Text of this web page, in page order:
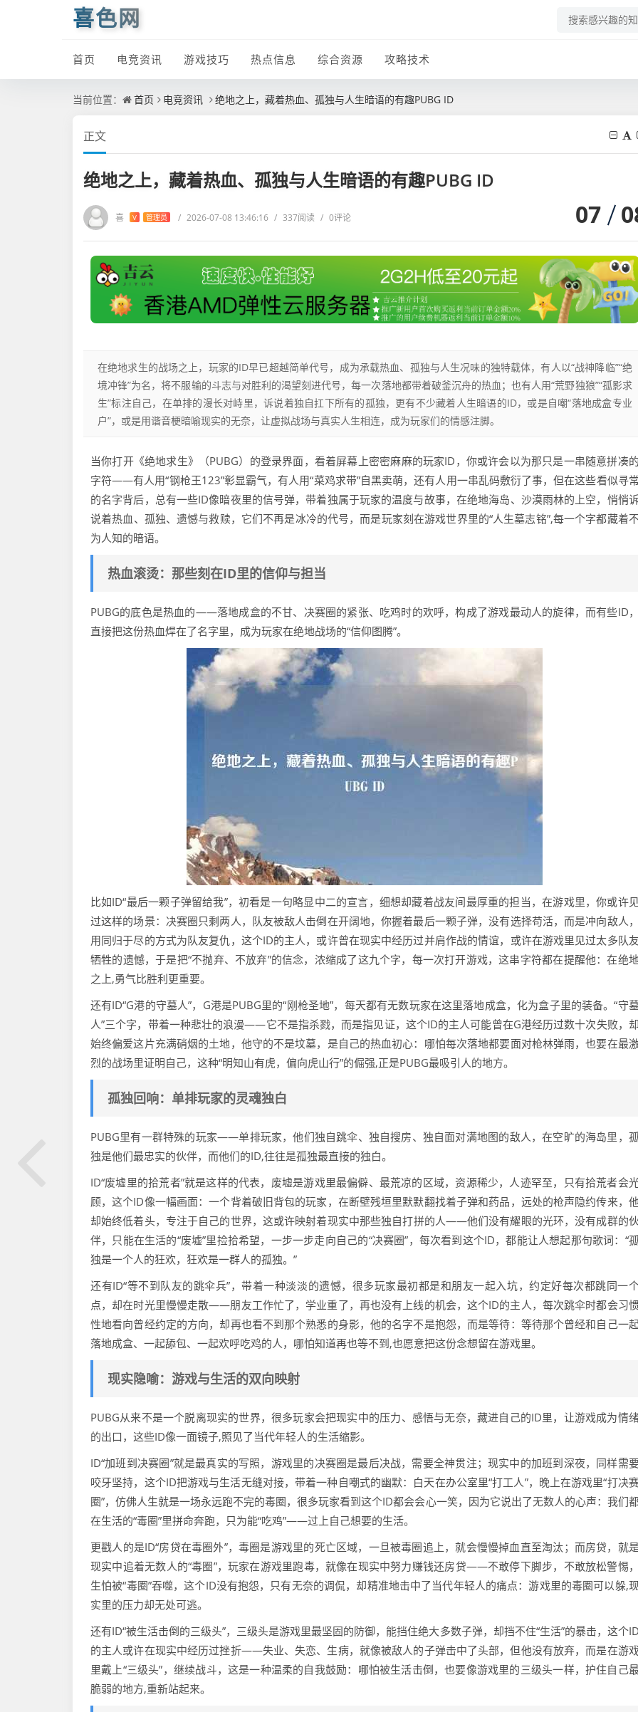
喜色网
首页 电竞资讯 游戏技巧 热点信息 综合资源 攻略技术
当前位置： 首页 电竞资讯 绝地之上，藏着热血、孤独与人生暗语的有趣PUBG ID
正文
绝地之上，藏着热血、孤独与人生暗语的有趣PUBG ID
喜 V 管理员 / 2026-07-08 13:46:16 / 337阅读 / 0评论 07
在绝地求生的战场之上，玩家的ID早已超越简单代号，成为承载热血、孤独与人生况味的独特载体，有人以“战神降临”“绝
境冲锋”为名，将不服输的斗志与对胜利的渴望刻进代号，每一次落地都带着破釜沉舟的热血；也有人用“荒野独狼”“孤影求
生”标注自己，在单排的漫长对峙里，诉说着独自扛下所有的孤独，更有不少藏着人生暗语的ID，或是自嘲“落地成盒专业
户”，或是用谐音梗暗喻现实的无奈，让虚拟战场与真实人生相连，成为玩家们的情感注脚。
当你打开《绝地求生》（PUBG）的登录界面，看着屏幕上密密麻麻的玩家ID，你或许会以为那只是一串随意拼凑的
字符——有人用“钢枪王123”彰显霸气，有人用“菜鸡求带”自黑卖萌，还有人用一串乱码敷衍了事，但在这些看似寻常
的名字背后，总有一些ID像暗夜里的信号弹，带着独属于玩家的温度与故事，在绝地海岛、沙漠雨林的上空，悄悄
说着热血、孤独、遗憾与救赎，它们不再是冰冷的代号，而是玩家刻在游戏世界里的“人生墓志铭”,每一个字都藏着
为人知的暗语。
热血滚烫：那些刻在ID里的信仰与担当
PUBG的底色是热血的——落地成盒的不甘、决赛圈的紧张、吃鸡时的欢呼，构成了游戏最动人的旋律，而有些ID，
直接把这份热血焊在了名字里，成为玩家在绝地战场的“信仰图腾”。
比如ID“最后一颗子弹留给我”，初看是一句略显中二的宣言，细想却藏着战友间最厚重的担当，在游戏里，你或许
过这样的场景：决赛圈只剩两人，队友被敌人击倒在开阔地，你握着最后一颗子弹，没有选择苟活，而是冲向敌人，
用同归于尽的方式为队友复仇，这个ID的主人，或许曾在现实中经历过并肩作战的情谊，或许在游戏里见过太多队友
牺牲的遗憾，于是把“不抛弃、不放弃”的信念，浓缩成了这九个字，每一次打开游戏，这串字符都在提醒他：在绝
之上,勇气比胜利更重要。
还有ID“G港的守墓人”，G港是PUBG里的“刚枪圣地”，每天都有无数玩家在这里落地成盒，化为盒子里的装备。“守
人”三个字，带着一种悲壮的浪漫——它不是指杀戮，而是指见证，这个ID的主人可能曾在G港经历过数十次失败，却
始终偏爱这片充满硝烟的土地，他守的不是坟墓，是自己的热血初心：哪怕每次落地都要面对枪林弹雨，也要在最
烈的战场里证明自己，这种“明知山有虎，偏向虎山行”的倔强,正是PUBG最吸引人的地方。
孤独回响：单排玩家的灵魂独白
PUBG里有一群特殊的玩家——单排玩家，他们独自跳伞、独自搜房、独自面对满地图的敌人，在空旷的海岛里，孤
独是他们最忠实的伙伴，而他们的ID,往往是孤独最直接的独白。
ID“废墟里的拾荒者”就是这样的代表，废墟是游戏里最偏僻、最荒凉的区域，资源稀少，人迹罕至，只有拾荒者会
顾，这个ID像一幅画面：一个背着破旧背包的玩家，在断壁残垣里默默翻找着子弹和药品，远处的枪声隐约传来，
却始终低着头，专注于自己的世界，这或许映射着现实中那些独自打拼的人——他们没有耀眼的光环，没有成群的
伴，只能在生活的“废墟”里捡拾希望，一步一步走向自己的“决赛圈”，每次看到这个ID，都能让人想起那句歌词：“孤
独是一个人的狂欢，狂欢是一群人的孤独。”
还有ID“等不到队友的跳伞兵”，带着一种淡淡的遗憾，很多玩家最初都是和朋友一起入坑，约定好每次都跳同一
点，却在时光里慢慢走散——朋友工作忙了，学业重了，再也没有上线的机会，这个ID的主人，每次跳伞时都会习
性地看向曾经约定的方向，却再也看不到那个熟悉的身影，他的名字不是抱怨，而是等待：等待那个曾经和自己一
落地成盒、一起舔包、一起欢呼吃鸡的人，哪怕知道再也等不到,也愿意把这份念想留在游戏里。
现实隐喻：游戏与生活的双向映射
PUBG从来不是一个脱离现实的世界，很多玩家会把现实中的压力、感悟与无奈，藏进自己的ID里，让游戏成为情
的出口，这些ID像一面镜子,照见了当代年轻人的生活缩影。
ID“加班到决赛圈”就是最真实的写照，游戏里的决赛圈是最后决战，需要全神贯注；现实中的加班到深夜，同样需
咬牙坚持，这个ID把游戏与生活无缝对接，带着一种自嘲式的幽默：白天在办公室里“打工人”，晚上在游戏里“打决
圈”，仿佛人生就是一场永远跑不完的毒圈，很多玩家看到这个ID都会会心一笑，因为它说出了无数人的心声：我们
在生活的“毒圈”里拼命奔跑，只为能“吃鸡”——过上自己想要的生活。
更戳人的是ID“房贷在毒圈外”，毒圈是游戏里的死亡区域，一旦被毒圈追上，就会慢慢掉血直至淘汰；而房贷，就
现实中追着无数人的“毒圈”，玩家在游戏里跑毒，就像在现实中努力赚钱还房贷——不敢停下脚步，不敢放松警惕，
生怕被“毒圈”吞噬，这个ID没有抱怨，只有无奈的调侃，却精准地击中了当代年轻人的痛点：游戏里的毒圈可以躲,
实里的压力却无处可逃。
还有ID“被生活击倒的三级头”，三级头是游戏里最坚固的防御，能挡住绝大多数子弹，却挡不住“生活”的暴击，这个ID
的主人或许在现实中经历过挫折——失业、失恋、生病，就像被敌人的子弹击中了头部，但他没有放弃，而是在游
里戴上“三级头”，继续战斗，这是一种温柔的自我鼓励：哪怕被生活击倒，也要像游戏里的三级头一样，护住自己
脆弱的地方,重新站起来。